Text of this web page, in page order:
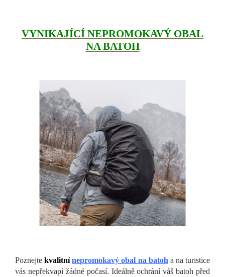
VYNIKAJÍCÍ NEPROMOKAVÝ OBAL
NA BATOH
Poznejtekvalitní nepromokavý obal na batoh a na turistice
vás nepřekvapí žádné počasí. Ideálně ochrání váš batoh před